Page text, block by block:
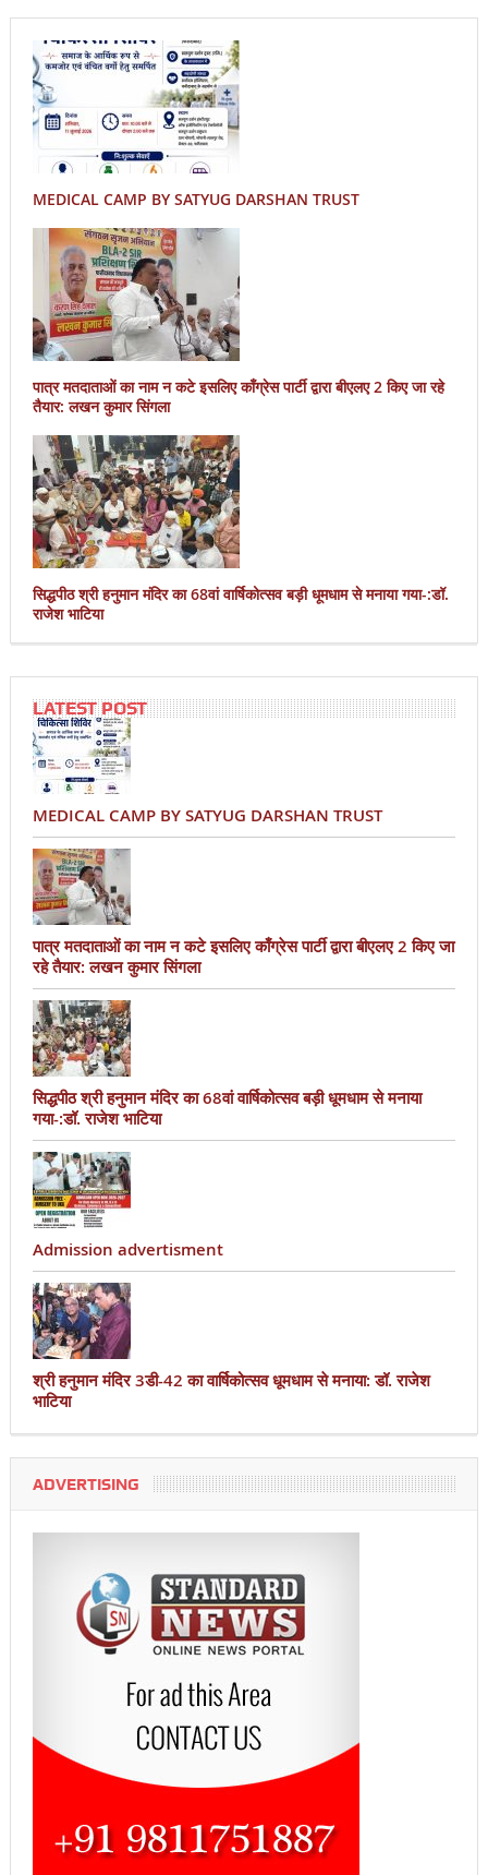
MEDICAL CAMP BY SATYUG DARSHAN TRUST
पात्र मतदाताओं का नाम न कटे इसलिए काँग्रेस पार्टी द्वारा बीएलए 2 किए जा रहे
तैयार: लखन कुमार सिंगला
सिद्धपीठ श्री हनुमान मंदिर का 68वां वार्षिकोत्सव बड़ी धूमधाम से मनाया गया-:डॉ.
राजेश भाटिया
LATEST POST
MEDICAL CAMP BY SATYUG DARSHAN TRUST
पात्र मतदाताओं का नाम न कटे इसलिए काँग्रेस पार्टी द्वारा बीएलए 2 किए जा
रहे तैयार: लखन कुमार सिंगला
सिद्धपीठ श्री हनुमान मंदिर का 68वां वार्षिकोत्सव बड़ी धूमधाम से मनाया
गया-:डॉ. राजेश भाटिया
Admission advertisment
श्री हनुमान मंदिर 3डी-42 का वार्षिकोत्सव धूमधाम से मनाया: डॉ. राजेश
भाटिया
ADVERTISING